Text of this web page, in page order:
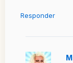
Responder